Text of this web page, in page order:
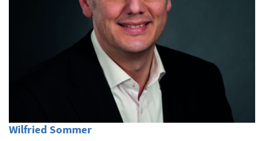
Wilfried Sommer